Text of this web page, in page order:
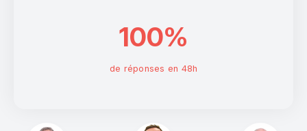
100%
de réponses en 48h